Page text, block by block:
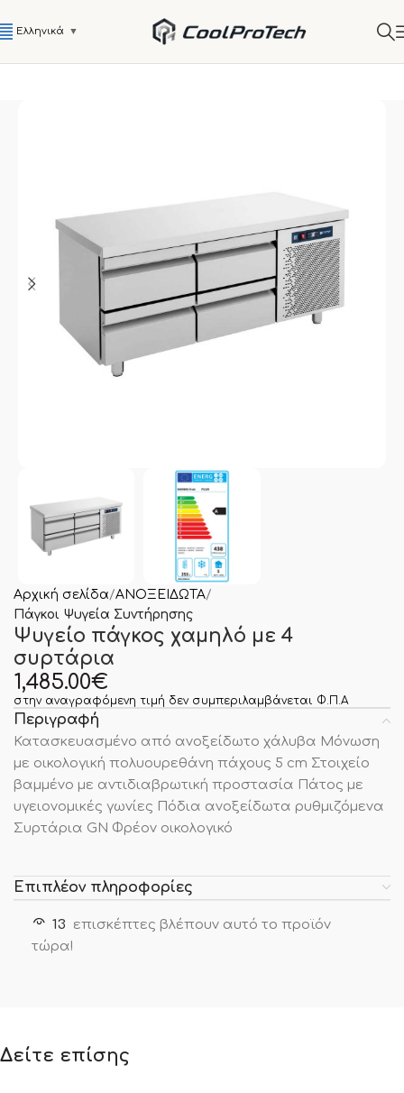
Ελληνικά ▼
Αρχική σελίδα ΑΝΟΞΕΙΔΩΤΑ
Πάγκοι Ψυγεία Συντήρησης
Ψυγείο πάγκος χαμηλό με 4
συρτάρια
1,485.00€
στην αναγραφόμενη τιμή δεν συμπεριλαμβάνεται Φ.Π.Α
Περιγραφή
Κατασκευασμένο από ανοξείδωτο χάλυβα Μόνωση
με οικολογική πολυουρεθάνη πάχους 5 cm Στοιχείο
βαμμένο με αντιδιαβρωτική προστασία Πάτος με
υγειονομικές γωνίες Πόδια ανοξείδωτα ρυθμιζόμενα
Συρτάρια GN Φρέον οικολογικό
Επιπλέον πληροφορίες
13 επισκέπτες βλέπουν αυτό το προϊόν
τώρα!
Δείτε επίσης